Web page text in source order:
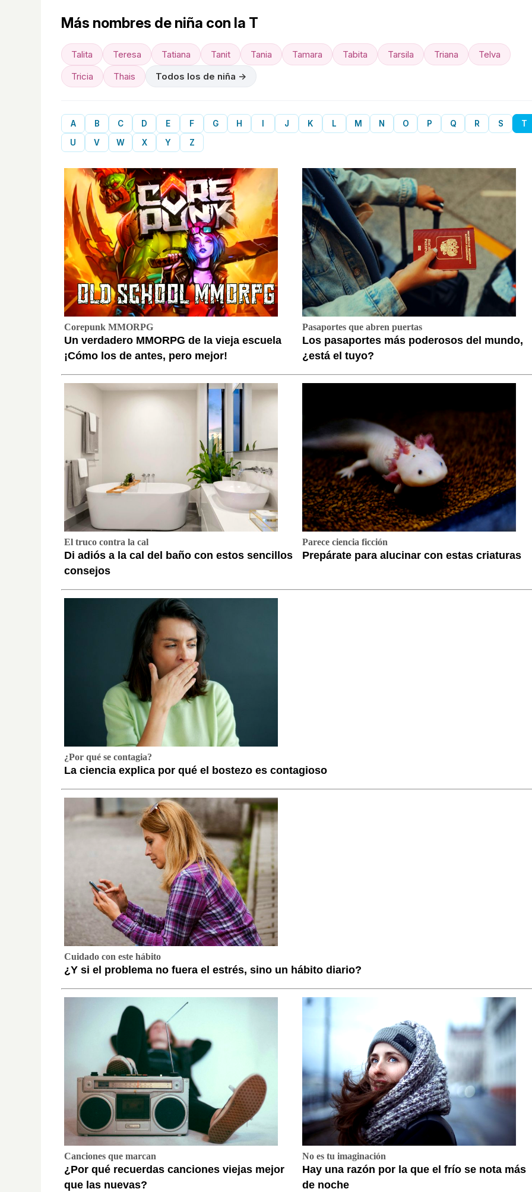
Más nombres de niña con la T
Talita Teresa Tatiana Tanit Tania Tamara Tabita Tarsila Triana
Telva
Tricia
Thais Todos los de niña →
A B C D E F G H J K L M N O P Q R S
T
U
V W X Y Z
Corepunk MMORPG
Un verdadero MMORPG de la vieja escuela
¡Cómo los de antes, pero mejor!
Pasaportes que abren puertas
Los pasaportes más poderosos del mundo,
¿está el tuyo?
El truco contra la cal
Di adiós a la cal del baño con estos sencillos
consejos
Parece ciencia ficción
Prepárate para alucinar con estas criaturas
¿Por qué se contagia?
La ciencia explica por qué el bostezo es contagioso
Cuidado con este hábito
¿Y si el problema no fuera el estrés, sino un hábito diario?
Canciones que marcan
¿Por qué recuerdas canciones viejas mejor
que las nuevas?
No es tu imaginación
Hay una razón por la que el frío se nota más
de noche